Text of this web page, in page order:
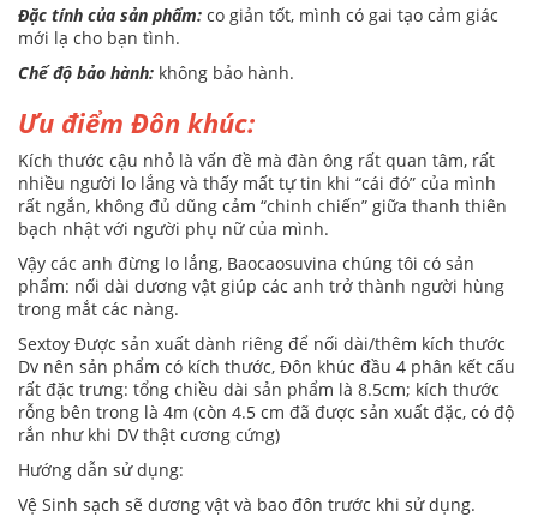
Đặc tính của sản phẩm: co giản tốt, mình có gai tạo cảm giác
mới lạ cho bạn tình.
Chế độ bảo hành: không bảo hành.
Ưu điểm Đôn khúc:
Kích thước cậu nhỏ là vấn đề mà đàn ông rất quan tâm, rất
nhiều người lo lắng và thấy mất tự tin khi “cái đó” của mình
rất ngắn, không đủ dũng cảm “chinh chiến” giữa thanh thiên
bạch nhật với người phụ nữ của mình.
Vậy các anh đừng lo lắng, Baocaosuvina chúng tôi có sản
phẩm: nối dài dương vật giúp các anh trở thành người hùng
trong mắt các nàng.
Sextoy Được sản xuất dành riêng để nối dài/thêm kích thước
Dv nên sản phẩm có kích thước, Đôn khúc đầu 4 phân kết cấu
rất đặc trưng: tổng chiều dài sản phẩm là 8.5cm; kích thước
rỗng bên trong là 4m (còn 4.5 cm đã được sản xuất đặc, có độ
rắn như khi DV thật cương cứng)
Hướng dẫn sử dụng:
Vệ Sinh sạch sẽ dương vật và bao đôn trước khi sử dụng.